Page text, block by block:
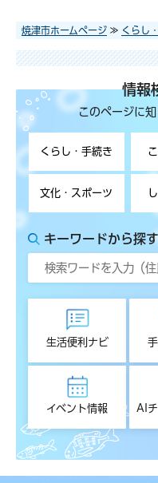
焼津市ホームページ ≫ くらし
情報
このページに
くらし・手続き
文化・スポーツ
キーワードから探す
生活便利ナビ
イベント情報 AI